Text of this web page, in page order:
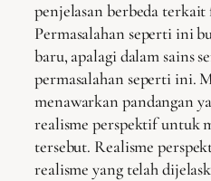
penjelasan berbeda terkait
Permasalahan seperti ini
baru, apalagi dalam sains
permasalahan seperti ini.
menawarkan pandangan
realisme perspektif untuk
tersebut. Realisme
realisme yang telah